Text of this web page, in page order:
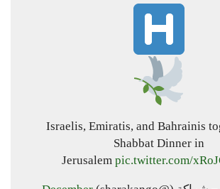
Israelis, Emiratis, and Bahrainis
Shabbat Dinner in
Jerusalem pic.twitter.com/